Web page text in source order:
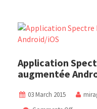
Application
augmentée
03 March 2015